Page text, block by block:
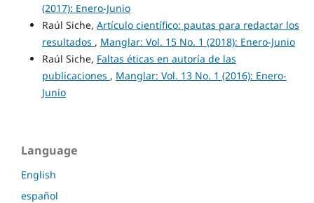
(2017): Enero-Junio
Raúl Siche, Artículo científico: pautas para redactar los
resultados , Manglar: Vol. 15 No. 1 (2018): Enero-Junio
Raúl Siche, Faltas éticas en autoría de las
publicaciones , Manglar: Vol. 13 No. 1 (2016): Enero-
Junio
Language
English
español